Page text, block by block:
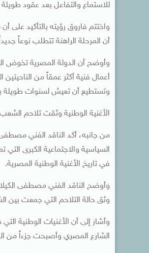
للاستماع والتفاعل بعد عقود طويلة
أن المرحلة الراهنة تتطلب نوعاً
وأوضح أن الدولة المصرية تخوض
أعمال فنية أكثر عمقاً من الناحيتين
وتستطيع أن تعيش لسنوات طويلة
الأغنية الوطنية وثقت تلاحم
من جانبه، أكد الناقد الفني
في تاريخ الأغنية الوطنية المصرية.
وأوضح الناقد الفني مصطفى
وثق حالة التلاحم التي جمعت
وأشار إلى أن الأغنيات الوطنية
الشارع المصري وأصبحت جزءاً من